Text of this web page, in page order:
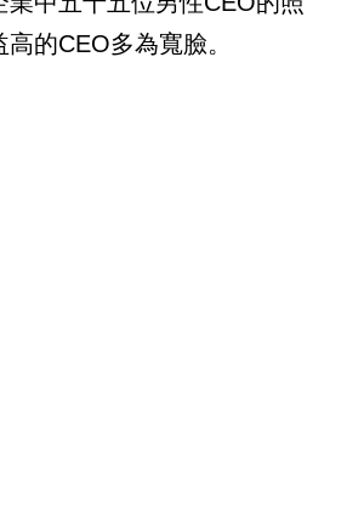
高的CEO多為寬臉。